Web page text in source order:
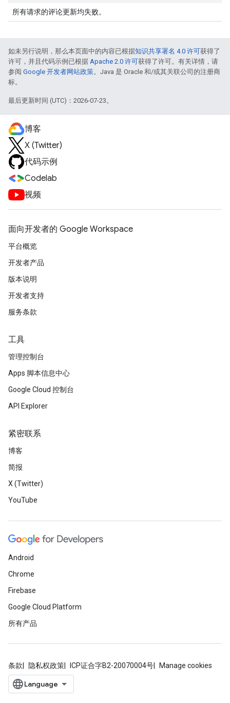
所有请求的评论更新均失败。
如未另行说明，那么本页面中的内容已根据知识共享署名 4.0 许可获得了
许可，并且代码示例已根据 Apache 2.0 许可获得了许可。有关详情，请
参阅 Google 开发者网站政策。Java 是 Oracle 和/或其关联公司的注册商
标。
最后更新时间 (UTC)：2026-07-23。
博客
X (Twitter)
代码示例
Codelab
视频
面向开发者的 Google Workspace
平台概览
开发者产品
版本说明
开发者支持
服务条款
工具
管理控制台
Apps 脚本信息中心
Google Cloud 控制台
API Explorer
紧密联系
博客
简报
X (Twitter)
YouTube
Android
Chrome
Firebase
Google Cloud Platform
所有产品
条款 隐私权政策 ICP证合字B2-20070004号 Manage cookies